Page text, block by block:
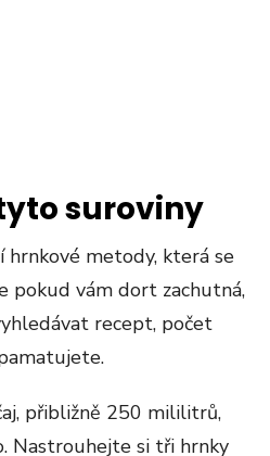
suroviny
metody, která se
pokud vám dort zachutná,
recept, počet
přibližně 250 mililitrů,
Nastrouhejte si tři hrnky